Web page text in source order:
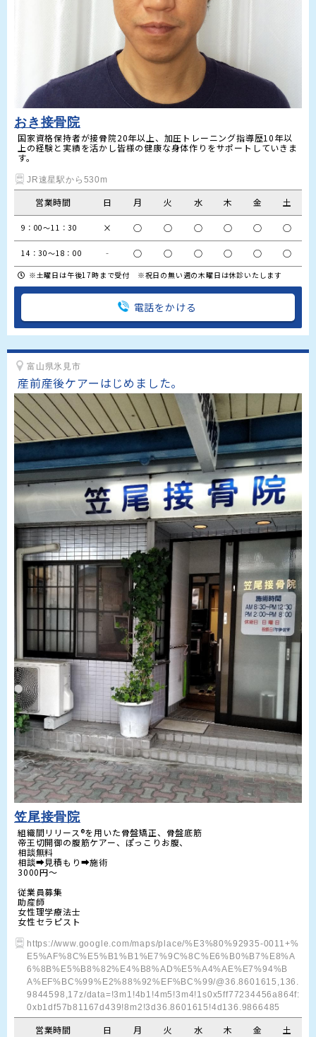
おき接骨院
国家資格保持者が接骨院20年以上、加圧トレーニング指導歴10年以
上の経験と実績を活かし皆様の健康な身体作りをサポートしていきま
JR速星駅から530m
営業時間 日 月 火 水 木 金 土
9：00～11：30 × ○ ○ ○ ○ ○ ○
14：30～18：00 ‐ ○ ○ ○ ○ ○ ○
※土曜日は午後17時まで受付 ※祝日の無い週の木曜日は休診いたします
電話をかける
富山県氷見市
産前産後ケアーはじめました。
笠尾接骨院
組織間リリース®️を用いた骨盤矯正、骨盤底筋
帝王切開御の腹筋ケアー、ぽっこりお腹、
相談無料
相談➡見積もり➡施術
3000円～
従業員募集
助産師
女性理学療法士
女性セラピスト
https://www.google.com/maps/place/%E3%80%92935-0011+%
E5%AF%8C%E5%B1%B1%E7%9C%8C%E6%B0%B7%E8%A
6%8B%E5%B8%82%E4%B8%AD%E5%A4%AE%E7%94%B
A%EF%BC%99%E2%88%92%EF%BC%99/@36.8601615,136.
9844598,17z/data=!3m1!4b1!4m5!3m4!1s0x5ff77234456a864f:
0xb1df57b81167d439!8m2!3d36.8601615!4d136.9866485
営業時間 日 月 火 水 木 金 土